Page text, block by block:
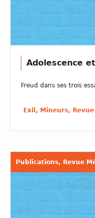
Adolescence
Freud dans ses trois
Exil, Mineurs,
Publications, Revue